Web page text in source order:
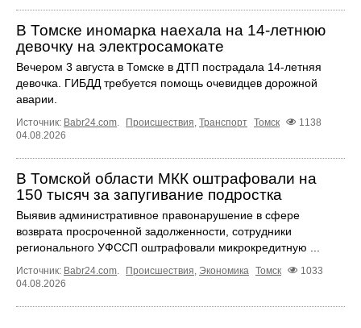
В Томске иномарка наехала на 14-летнюю
девочку на электросамокате
Вечером 3 августа в Томске в ДТП пострадала 14-летняя
девочка. ГИБДД требуется помощь очевидцев дорожной
аварии.
Источник: Babr24.com Происшествия Транспорт Томск
1138
04.08.2026
В Томской области МКК оштрафовали на
150 тысяч за запугивание подростка
Выявив административное правонарушение в сфере
возврата просроченной задолженности, сотрудники
регионального УФССП оштрафовали микрокредитную ...
Источник: Babr24.com. Происшествия, Экономика Томск
1033
04.08.2026